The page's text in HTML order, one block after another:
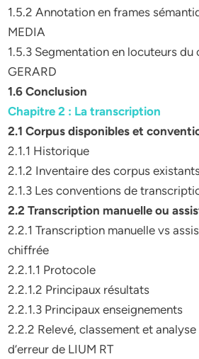
1.5.2 Annotation en frames
MEDIA
1.5.3 Segmentation en locuteurs
GERARD
1.6 Conclusion
Chapitre 2 : La transcription
2.1 Corpus disponibles et
2.1.1 Historique
2.1.2 Inventaire des corpus
2.1.3 Les conventions de
2.2 Transcription manuelle ou
2.2.1 Transcription manuelle vs
chiffrée
2.2.1.1 Protocole
2.2.1.2 Principaux résultats
2.2.1.3 Principaux enseignements
2.2.2 Relevé, classement et
d’erreur de LIUM RT